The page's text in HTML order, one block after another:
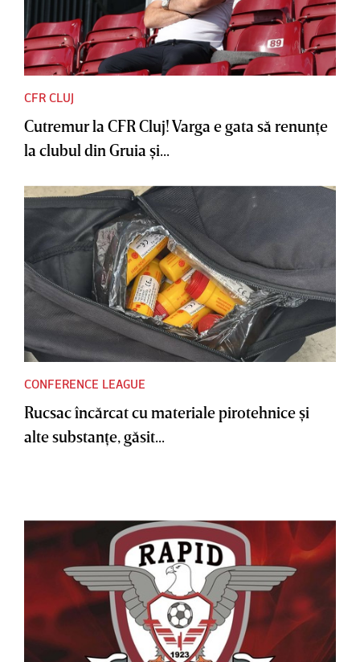
CFR CLUJ
Cutremur la CFR Cluj! Varga e gata să renunţe
la clubul din Gruia şi...
CONFERENCE LEAGUE
Rucsac încărcat cu materiale pirotehnice şi
alte substanţe, găsit...